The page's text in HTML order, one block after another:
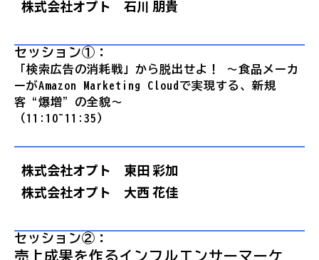
株式会社オプト 石川 朋貴
セッション①：
「検索広告の消耗戦」から脱出せよ！ ～食品メーカ
ーがAmazon Marketing Cloudで実現する、新規
客“爆増”の全貌～
（11:10~11:35）
株式会社オプト 東田 彩加
株式会社オプト 大西 花佳
セッション②：
売上成果を作るインフルエンサーマーケ